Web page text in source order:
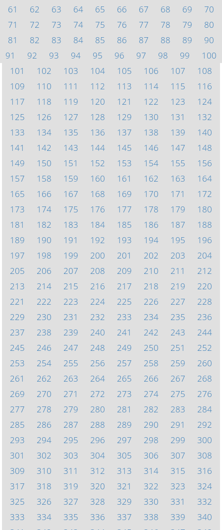
61
62 63 64 65 66 67 68 69
70
71
72 73 74 75 76 77 78 79
80
81
82 83 84 85 86 87 88 89
90
91
92 93 94 95 96 97 98 99
100
101
102 103 104 105 106 107
108
109
110 111 112 113 114 115
116
117
118 119 120 121 122 123
124
125
126 127 128 129 130 131
132
133
134 135 136 137 138 139
140
141
142 143 144 145 146 147
148
149
150 151 152 153 154 155
156
157
158 159 160 161 162 163
164
165
166 167 168 169 170 171
172
173
174 175 176 177 178 179
180
181
182 183 184 185 186 187
188
189
190 191 192 193 194 195
196
197
198 199 200 201 202 203
204
205
206 207 208 209 210 211
212
213
214 215 216 217 218 219
220
221
222 223 224 225 226 227
228
229
230 231 232 233 234 235
236
237
238 239 240 241 242 243
244
245
246 247 248 249 250 251
252
253
254 255 256 257 258 259
260
261
262 263 264 265 266 267
268
269
270 271 272 273 274 275
276
277
278 279 280 281 282 283
284
285
286 287 288 289 290 291
292
293
294 295 296 297 298 299
300
301
302 303 304 305 306 307
308
309
310 311 312 313 314 315
316
317
318 319 320 321 322 323
324
325
326 327 328 329 330 331
332
333
334 335 336 337 338 339
340